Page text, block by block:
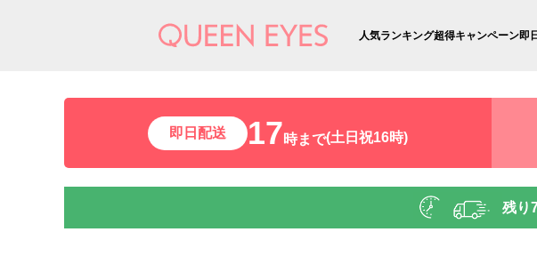
人気ランキング超得キャンペーン即
即日配送 17時まで(土日祝16時)
残り